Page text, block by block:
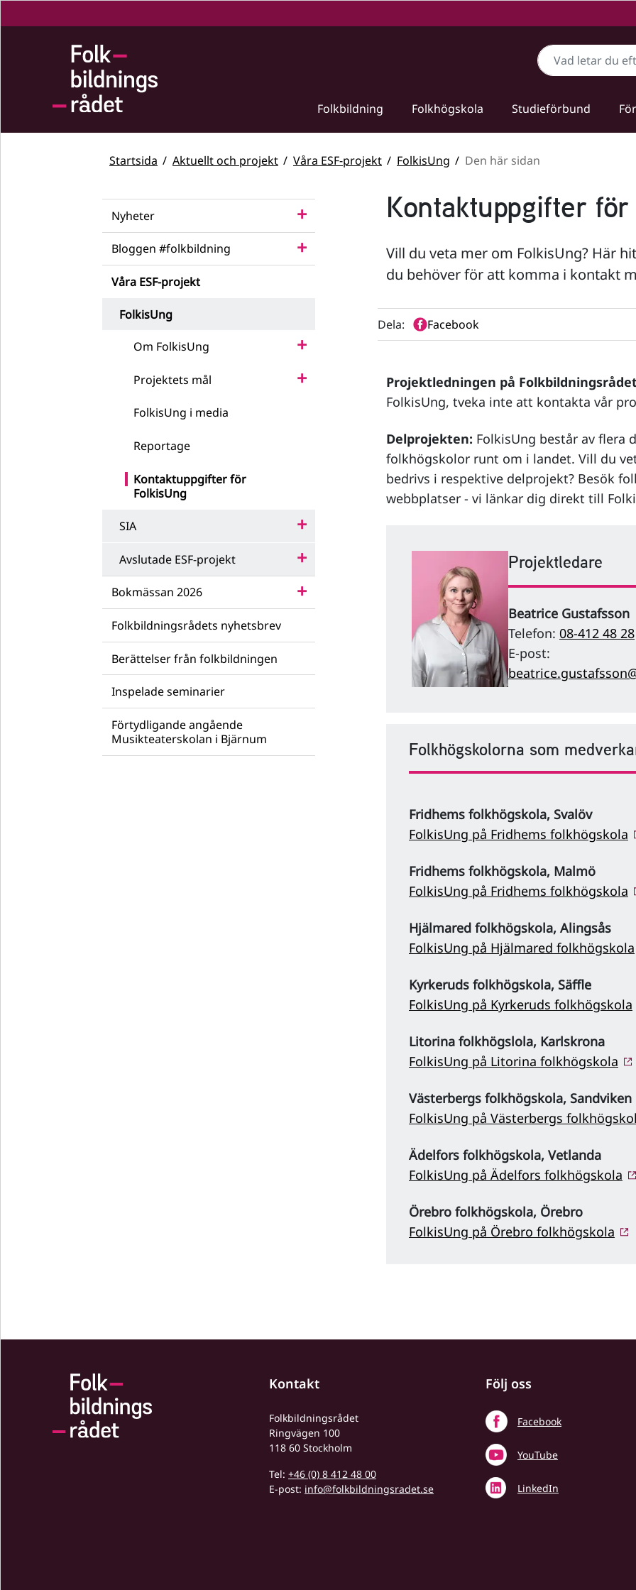
Sök
Folkbildning Folkhögskola Studieförbund
Startsida Aktuellt och projekt Våra ESF-projekt FolkisUng Den här sidan
Nyheter
Bloggen #folkbildning
Våra ESF-projekt
FolkisUng
Om FolkisUng
Projektets mål
FolkisUng i media
Reportage
Kontaktuppgifter för
FolkisUng
SIA
Avslutade ESF-projekt
Bokmässan 2026
Folkbildningsrådets nyhetsbrev
Berättelser från folkbildningen
Inspelade seminarier
Förtydligande angående
Musikteaterskolan i Bjärnum
Kontaktuppgifter
Vill du veta mer om FolkisUng? Här
du behöver för att komma i kontakt
Dela: Facebook
Projektledningen på
FolkisUng, tveka inte att kontakta vår
Delprojekten: FolkisUng består av flera
folkhögskolor runt om i landet. Vill du
bedrivs i respektive delprojekt? Besök
webbplatser - vi länkar dig direkt till
Projektledare
Beatrice Gustafsson
Telefon: 08-412 48 28
E-post:
Folkhögskolorna som
Fridhems folkhögskola, Svalöv
FolkisUng på Fridhems folkhögskola
Fridhems folkhögskola, Malmö
FolkisUng på Fridhems folkhögskola
Hjälmared folkhögskola, Alingsås
FolkisUng på Hjälmared folkhögskola
Kyrkeruds folkhögskola, Säffle
FolkisUng på Kyrkeruds folkhögskola
Litorina folkhögslola, Karlskrona
FolkisUng på Litorina folkhögskola
Västerbergs folkhögskola, Sandviken
FolkisUng på Västerbergs
Ädelfors folkhögskola, Vetlanda
FolkisUng på Ädelfors folkhögskola
Örebro folkhögskola, Örebro
FolkisUng på Örebro folkhögskola
Kontakt
Folkbildningsrådet
Ringvägen 100
118 60 Stockholm
Tel: +46 (0) 8 412 48 00
E-post: info@folkbildningsradet.se
Följ oss
Facebook
YouTube
LinkedIn